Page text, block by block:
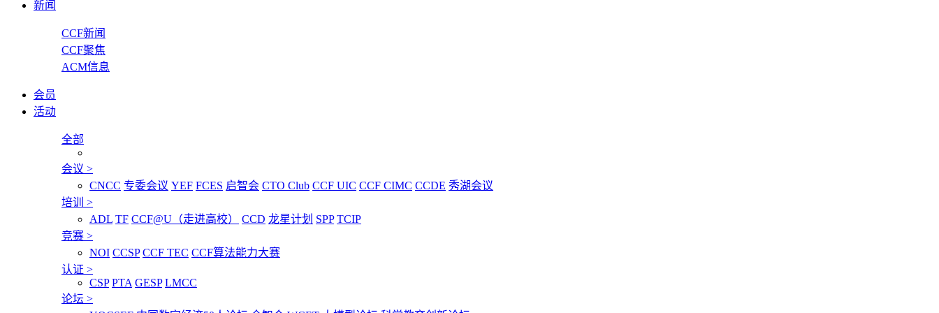
新闻
CCF新闻
CCF聚焦
ACM信息
会员
活动
全部
会议 >
CNCC 专委会议 YEF FCES 启智会 CTO Club CCF UIC CCF CIMC CCDE 秀湖会议
培训 >
ADL TF CCF@U（走进高校） CCD 龙星计划 SPP TCIP
竞赛 >
NOI CCSP CCF TEC CCF算法能力大赛
认证 >
CSP PTA GESP LMCC
论坛 >